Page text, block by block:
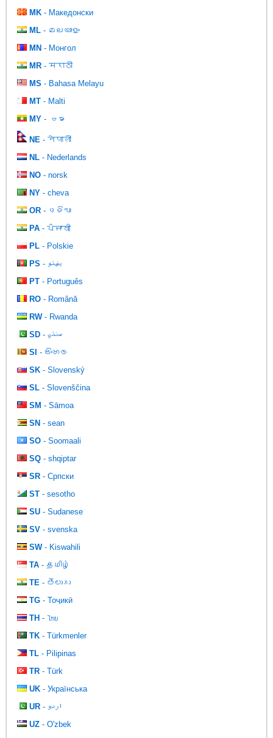
MK - Македонски
ML - മലയാളം
MN - Монгол
MR - मराठी
MS - Bahasa Melayu
MT - Malti
MY - ဗမာ
NE - नेपाली
NL - Nederlands
NO - norsk
NY - cheva
OR - ଓଡିଆ
PA - ਪੰਜਾਬੀ
PL - Polskie
PS
- پښتو
PT - Português
RO - Română
RW- Rwanda
SD
- سنڌي
SI - සිංහල
SK - Slovenský
SL - Slovenščina
SM - Sāmoa
SN - sean
SO - Soomaali
SQ - shqiptar
SR - Српски
ST - sesotho
SU - Sudanese
SV - svenska
SW- Kiswahili
TA - தமிழ்
TE - తెలుగు
TG - Тоҷикӣ
TH - ไทย
TK - Türkmenler
TL - Pilipinas
TR - Türk
UK - Українська
UR
- اردو
UZ - O'zbek